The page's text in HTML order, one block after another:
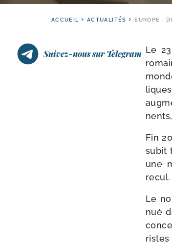
ACCUEIL ACTUALITÉS EUROPE :
Suivez-nous sur Telegram Le
Fin
subit
une
recul.
Le
nué